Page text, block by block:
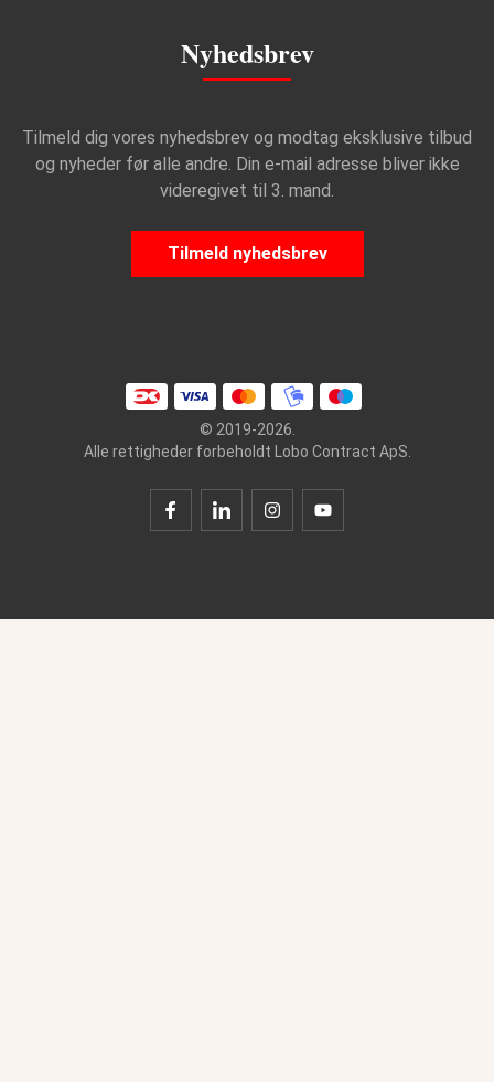
Nyhedsbrev
Tilmeld dig vores nyhedsbrev og modtag eksklusive tilbud
og nyheder før alle andre. Din e-mail adresse bliver ikke
videregivet til 3. mand.
Tilmeld nyhedsbrev
© 2019-2026.
Alle rettigheder forbeholdt Lobo Contract ApS.